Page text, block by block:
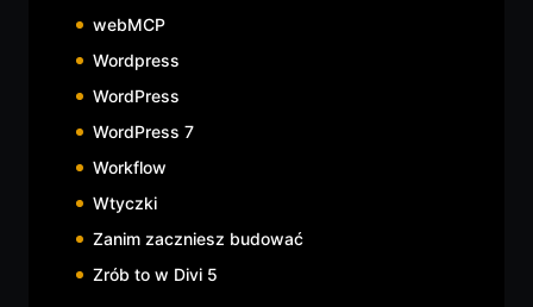
webMCP
Wordpress
WordPress
WordPress 7
Workflow
Wtyczki
Zanim zaczniesz budować
Zrób to w Divi 5